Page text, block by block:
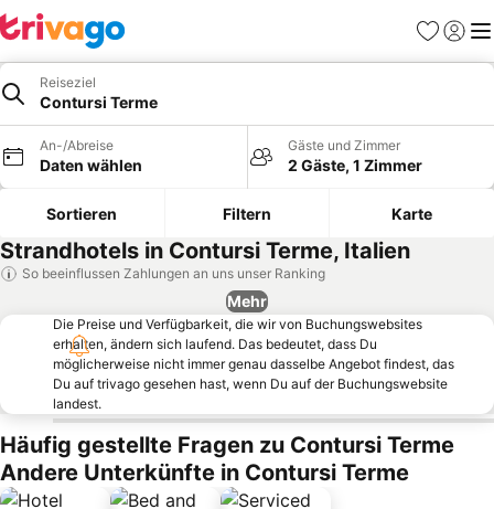
Favoriten
Reiseziel
Contursi Terme
An-/Abreise
Daten wählen
Gäste und Zimmer
2 Gäste, 1 Zimmer
Sortieren Filtern Karte
Strandhotels in Contursi Terme, Italien
So beeinflussen Zahlungen an uns unser Ranking
Mehr
Die Preise und Verfügbarkeit, die wir von Buchungswebsites
erhalten, ändern sich laufend. Das bedeutet, dass Du
möglicherweise nicht immer genau dasselbe Angebot findest, das
Du auf trivago gesehen hast, wenn Du auf der Buchungswebsite
landest.
Häufig gestellte Fragen zu Contursi Terme
Andere Unterkünfte in Contursi Terme